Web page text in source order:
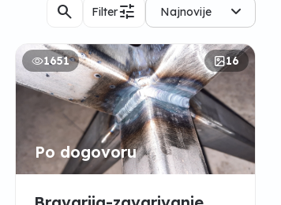
search Filtertune Najnovije
1651 16
Po dogovoru